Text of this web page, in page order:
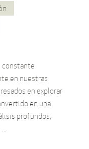
constante
en nuestras
en explorar
en una
profundos,